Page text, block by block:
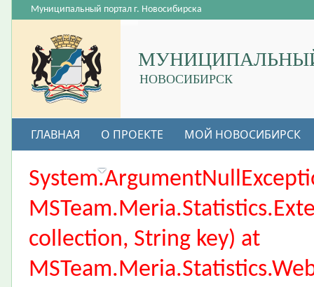
НОВОСИБИРСК
Муниципальный портал г. Новосибирска
ГЛАВНАЯ О ПРОЕКТЕ МОЙ НОВОСИБИРСК
ВАКАНСИИ
collection, String key) at